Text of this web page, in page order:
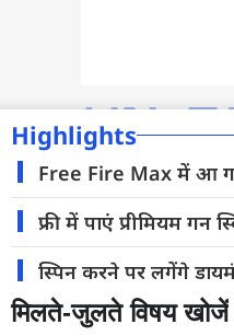
Highlights
Free Fire Max में आ
फ्री में पाएं प्रीमियम गन
स्पिन करने पर लगेंगे